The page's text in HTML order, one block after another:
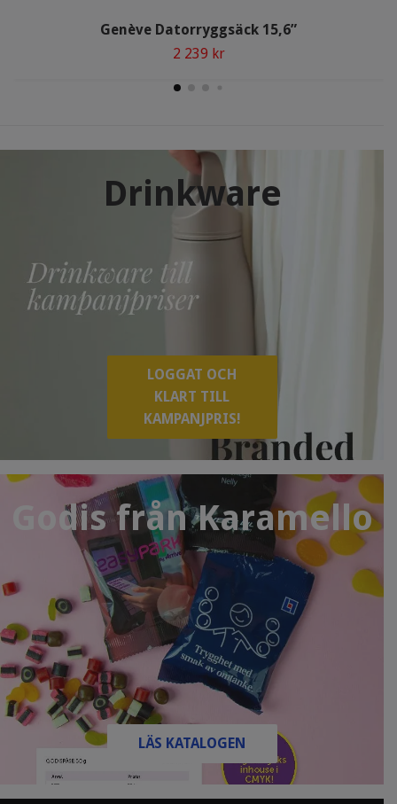
Drinkware
LOGGAT OCH
KLART TILL
KAMPANJPRIS!
Godis från Karamello
LÄS KATALOGEN
Genève Datorryggsäck 15,6”
2 239 kr